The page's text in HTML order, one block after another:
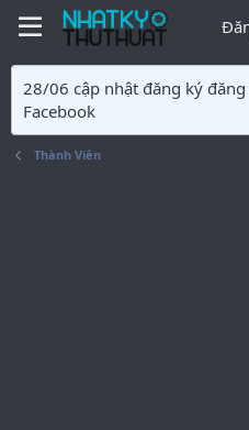
28/06 cập nhật đăng ký
Facebook
Thành Viên